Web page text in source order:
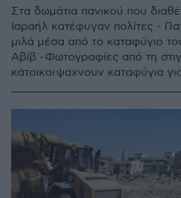
Στα δωμάτια πανικού που
Ισραήλ κατέφυγαν πολίτες -
μιλά μέσα από το καταφύγιο
Αβίβ - Φωτογραφίες από τη
κάτοικοι ψαχνουν καταφύγια